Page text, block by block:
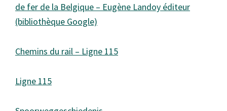
de fer de la Belgique – Eugène Landoy éditeur
(bibliothèque Google)
Chemins du rail – Ligne 115
Ligne 115